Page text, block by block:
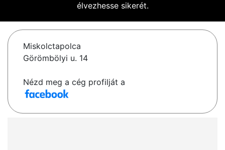
élvezhesse sikerét.
Miskolctapolca
Görömbölyi u. 14
Nézd meg a cég profilját a